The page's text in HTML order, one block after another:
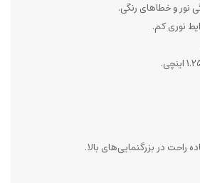
و خطاهای رنگی.
نوری کم.
راحت در بزرگنمایی‌های بالا.